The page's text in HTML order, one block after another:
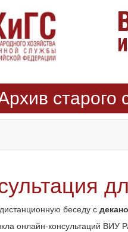
старого
беседу с
онлайн-консультаций